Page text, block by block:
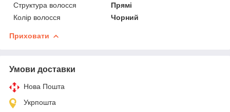
Структура волосся
Прямі
Колір волосся
Чорний
Приховати
Умови доставки
Нова Пошта
Укрпошта